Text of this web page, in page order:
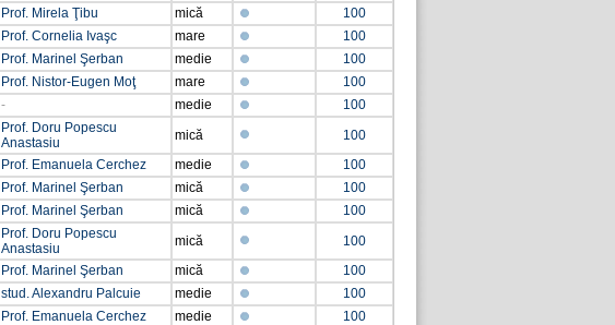
Prof. Mirela Ţibu mică
100
Prof. Cornelia Ivaşc mare
100
Prof. Marinel Şerban medie
100
Prof. Nistor-Eugen Moţ mare
100
- medie
100
Prof. Doru Popescu
Anastasiu
mică
100
Prof. Emanuela Cerchez medie
100
Prof. Marinel Şerban mică
100
Prof. Marinel Şerban mică
100
Prof. Doru Popescu
Anastasiu
mică
100
Prof. Marinel Şerban mică
100
stud. Alexandru Palcuie medie
100
Prof. Emanuela Cerchez medie
100